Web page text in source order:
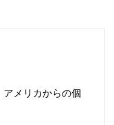
メリカからの個